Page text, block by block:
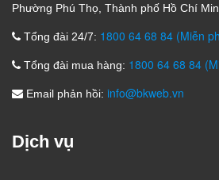
Phường Phú Thọ, Thành phố Hồ Chí
Tổng đài 24/7: 1800 64 68 84 (Miễn
Tổng đài mua hàng: 1800 64 68 84
Email phản hồi: info@bkweb.vn
Dịch vụ